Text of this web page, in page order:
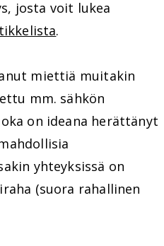
josta voit lukea
.
miettiä muitakin
mm. sähkön
on ideana herättänyt
yhteyksissä on
(suora rahallinen